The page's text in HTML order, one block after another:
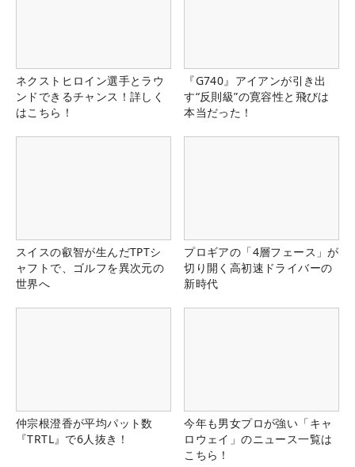
ネクストヒロイン選手とラウ
ンドできるチャンス！詳しく
はこちら！
『G740』アイアンが引き出
す“反則級”の寛容性と飛びは
本当だった！
スイスの叡智が生んだTPTシ
ャフトで、ゴルフを異次元の
世界へ
プロギアの「4層フェース」が
切り開く高初速ドライバーの
新時代
仲宗根澄香が平均パット数
『TRTL』で6人抜き！
今年も男女プロが強い「キャ
ロウェイ」のニュース一覧は
こちら！